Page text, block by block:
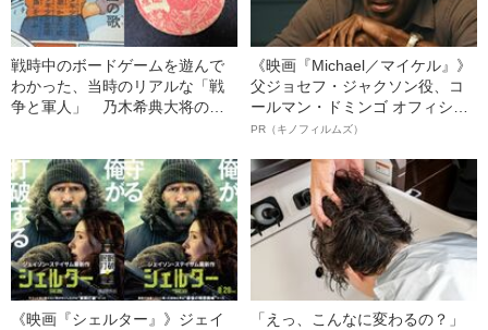
戦時中のボードゲームを遊んで
わかった、当時のリアルな「戦
争と軍人」 乃木希典大将のメ
ュー》
《映画『Michael／マイケル』》
父ジョセフ・ジャクソン役、コ
ールマン・ドミンゴ オフィシャ
ルインタビュー“観客を魅了した
語る”《日本興収70億円突破》
PR（キノフィルムズ）
《映画『シェルター』》ジェイ
「えっ、こんなに変わるの？」